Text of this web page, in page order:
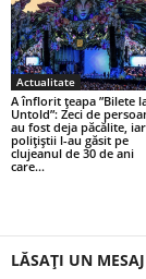
Actualitate
A înflorit țeapa ”Bilete
Untold”: Zeci de
au fost deja păcălite, iar
polițiștii l-au găsit pe
clujeanul de 30 de ani
care...
LĂSAȚI UN MESAJ